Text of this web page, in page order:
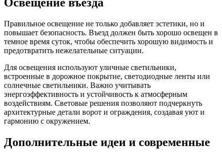
Правильное освещение не только добавляет эстетики, но и
повышает безопасность. Въезд должен быть хорошо освещен в
темное время суток, чтобы обеспечить хорошую видимость и
предотвратить нежелательные ситуации.
Для освещения используют уличные светильники,
встроенные в дорожное покрытие, светодиодные ленты или
солнечные светильники. Важно учитывать
энергоэффективность и устойчивость к атмосферным
воздействиям. Световые решения позволяют подчеркнуть
архитектурные детали ворот и ограждения, создавая уют и
гармонию с окружением.
Дополнительные идеи и современные